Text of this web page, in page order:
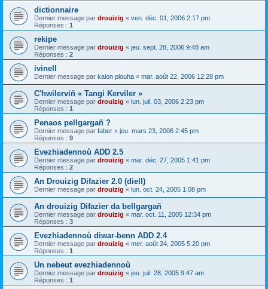
dictionnaire
Dernier message par drouizig « ven. déc. 01, 2006 2:17 pm
Réponses : 1
rekipe
Dernier message par drouizig « jeu. sept. 28, 2006 9:48 am
Réponses : 2
ivinell
Dernier message par kalon plouha « mar. août 22, 2006 12:28 pm
C'hwilerviñ « Tangi Kerviler »
Dernier message par drouizig « lun. juil. 03, 2006 2:23 pm
Réponses : 1
Penaos pellgargañ ?
Dernier message par faber « jeu. mars 23, 2006 2:45 pm
Réponses : 9
Evezhiadennoù ADD 2.5
Dernier message par drouizig « mar. déc. 27, 2005 1:41 pm
Réponses : 2
An Drouizig Difazier 2.0 (diell)
Dernier message par drouizig « lun. oct. 24, 2005 1:08 pm
An drouizig Difazier da bellgargañ
Dernier message par drouizig « mar. oct. 11, 2005 12:34 pm
Réponses : 3
Evezhiadennoù diwar-benn ADD 2.4
Dernier message par drouizig « mer. août 24, 2005 5:20 pm
Réponses : 1
Un nebeut evezhiadennoù
Dernier message par drouizig « jeu. juil. 28, 2005 9:47 am
Réponses : 1